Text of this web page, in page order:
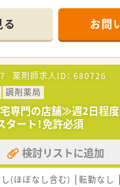
長く働きたい方におすすめお問
薬剤師求人ID： 680726
調剤薬局
宅専門の店舗≫週2日程
ート！免許必須
検討リストに追加
(ほぼなし含む) 転勤なし